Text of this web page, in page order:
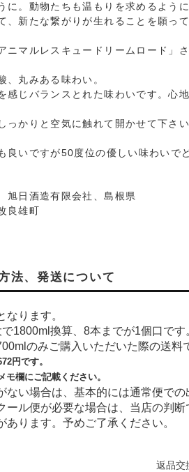
に。動物たちも温もりを求めるよう
、新たな繋がりが生れることを願って
ニマルレスキュードリームロード」
、丸みある味わい。
感じバランスとれた味わいです。心
っかりと空気に触れて開かせて下さ
良いですが50度位の優しい味わいで
旭日酒造有限会社、島根県
良雄町
法、発送について
なります。
1800ml換算、8本までが1個口です
のみご購入いただいた際の送料
円です。
モ欄にご記載ください。
い場合は、基本的には通常便での
ール便が必要な場合は、当店の判
あります。予めご了承ください。
返品交